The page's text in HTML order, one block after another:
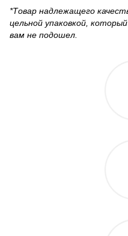
*Товар надлежащего
цельной упаковкой,
вам не подошел.